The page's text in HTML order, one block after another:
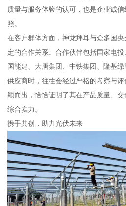
质量与服务体验的认可，也是企业诚
照。
在客户群体方面，神龙拜耳与众多国
定的合作关系。合作伙伴包括国家电
国能建、大唐集团、中铁集团、隆基
供应商时，往往会经过严格的考察与
颖而出，恰恰证明了其在产品质量、
综合实力。
携手共创，助力光伏未来